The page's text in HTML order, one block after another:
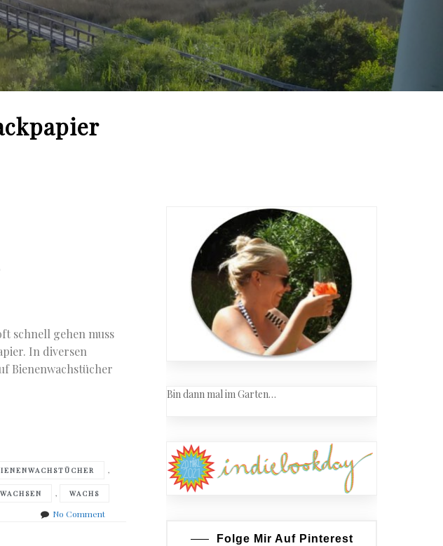
schnell gehen muss
In diversen
Bienenwachstücher
,
, WACHS
No Commenton
Bin dann mal im Garten…
Folge Mir Auf Pinterest